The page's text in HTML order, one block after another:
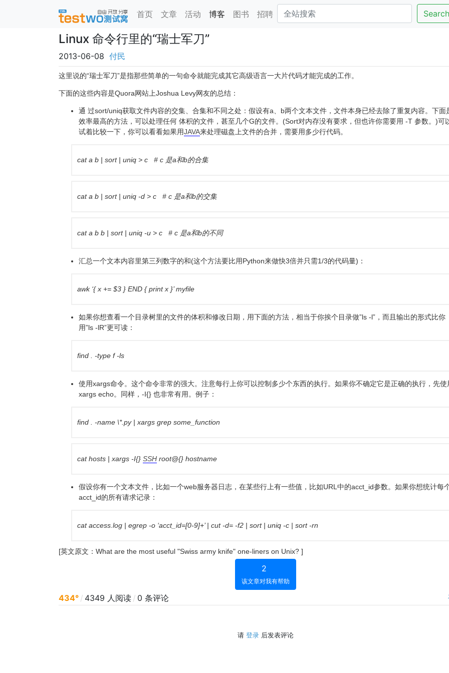
首页 文章 活动 博客 图书 招聘 Search
Linux 命令行里的“瑞士军刀”
2013-06-08 付民
这里说的“瑞士军刀”是指那些简单的一句命令就能完成其它高级语言一大片代码才能完成的工作。
下面的这些内容是Quora网站上Joshua Levy网友的总结：
通 过sort/uniq获取文件内容的交集、合集和不同之处：假设有a、b两个文本文件，文件本身已经去除了重复内容。下面
效率最高的方法，可以处理任何 体积的文件，甚至几个G的文件。(Sort对内存没有要求，但也许你需要用 -T 参数。)可
试着比较一下，你可以看看如果用JAVA来处理磁盘上文件的合并，需要用多少行代码。
cat a b | sort | uniq > c # c 是a和b的合集
cat a b | sort | uniq -d > c # c 是a和b的交集
cat a b b | sort | uniq -u > c # c 是a和b的不同
汇总一个文本内容里第三列数字的和(这个方法要比用Python来做快3倍并只需1/3的代码量)：
awk ‘{ x += $3 } END { print x }’ myfile
如果你想查看一个目录树里的文件的体积和修改日期，用下面的方法，相当于你挨个目录做”ls -l”，而且输出的形式比你
用”ls -lR”更可读：
find . -type f -ls
使用xargs命令。这个命令非常的强大。注意每行上你可以控制多少个东西的执行。如果你不确定它是正确的执行，先使
xargs echo。同样，-I{} 也非常有用。例子：
find . -name \*.py | xargs grep some_function
cat hosts | xargs -I{} SSH root@{} hostname
假设你有一个文本文件，比如一个web服务器日志，在某些行上有一些值，比如URL中的acct_id参数。如果你想统计每
acct_id的所有请求记录：
cat access.log | egrep -o ‘acct_id=[0-9]+’ | cut -d= -f2 | sort | uniq -c | sort -rn
[英文原文： What are the most useful "Swiss army knife" one-liners on Unix? ]
2
该文章对我有帮助
434° / 4349 人阅读 / 0 条评论
请 登录后发表评论